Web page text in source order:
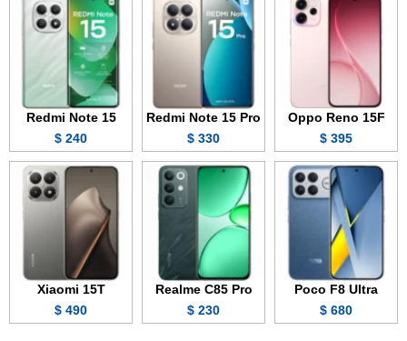
Oppo Reno 15F
395 $
Redmi Note 15 Pro
330 $
Redmi Note 15
240 $
Poco F8 Ultra
680 $
Realme C85 Pro
230 $
Xiaomi 15T
490 $